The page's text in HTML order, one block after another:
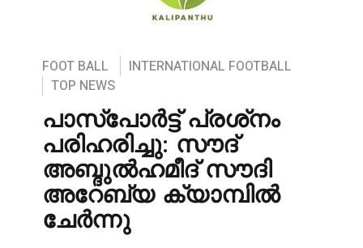
FOOT BALL
INTERNATIONAL FOOTBALL
TOP NEWS
പാസ്‌പോർട്ട് പ്രശ്‌നം
പരിഹരിച്ചു: സൗദ്
അബ്ദുൽഹമീദ് സൗദി
അറേബ്യ ക്യാമ്പിൽ
ചേർന്നു